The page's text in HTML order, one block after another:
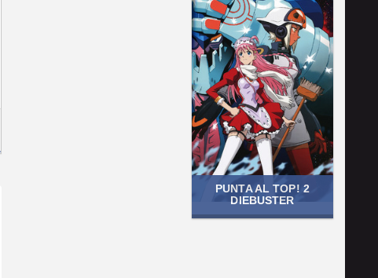
PUNTA AL TOP! 2
DIEBUSTER